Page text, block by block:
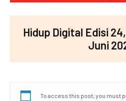
Hidup Digital Edisi
Juni
To access this post, you must